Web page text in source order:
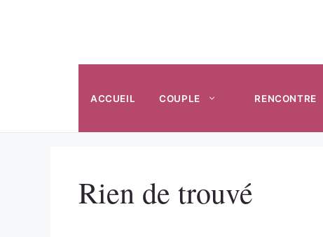
ACCUEIL COUPLE RENCONTRE
Rien de trouvé